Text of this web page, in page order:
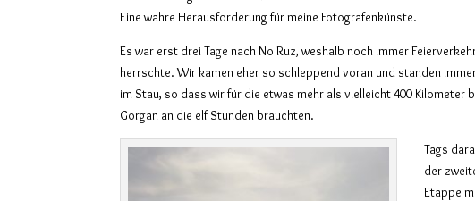
Eine wahre Herausforderung für meine Fotografenkünste.
Es war erst drei Tage nach No Ruz, weshalb noch immer
herrschte. Wir kamen eher so schleppend voran und standen
im Stau, so dass wir für die etwas mehr als vielleicht 400 Kilometer
Gorgan an die elf Stunden brauchten.
Tags
der
Etappe